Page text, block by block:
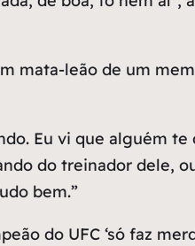
mata-leão de um
Eu vi que alguém te
do treinador dele,
bem.”
do UFC ‘só faz